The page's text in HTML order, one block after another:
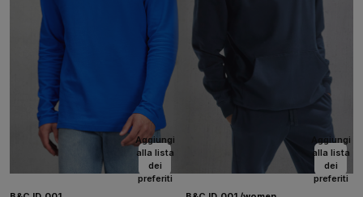
Aggiungi
alla lista
dei
preferiti
Aggiungi
alla lista
dei
preferiti